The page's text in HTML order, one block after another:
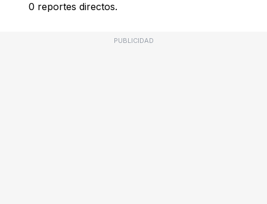
0 reportes directos.
PUBLICIDAD